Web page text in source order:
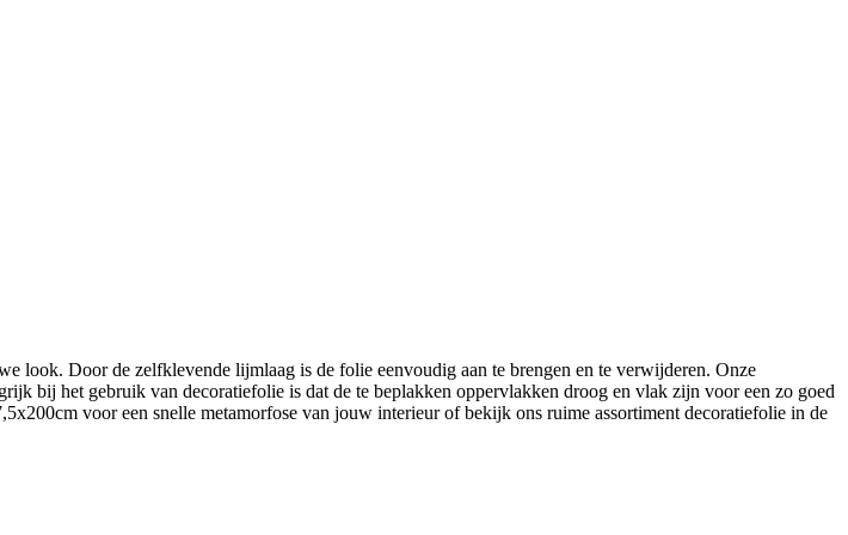
look. Door de zelfklevende lijmlaag is de folie eenvoudig aan te brengen en te verwijderen. Onze
bij het gebruik van decoratiefolie is dat de te beplakken oppervlakken droog en vlak zijn voor een zo goed
voor een snelle metamorfose van jouw interieur of bekijk ons ruime assortiment decoratiefolie in de